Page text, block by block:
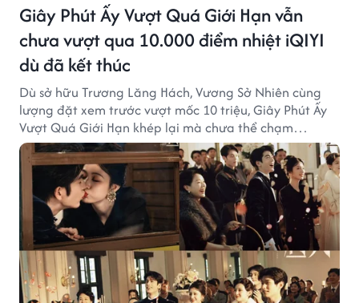
Giây Phút Ấy Vượt Quá Giới Hạn vẫn
chưa vượt qua 10.000 điểm nhiệt iQIYI
dù đã kết thúc
Dù sở hữu Trương Lăng Hách, Vương Sở Nhiên cùng
lượng đặt xem trước vượt mốc 10 triệu, Giây Phút Ấy
Vượt Quá Giới Hạn khép lại mà chưa thể chạm
ngưỡng "bạo khoản" trên cả hai nền tảng phát sóng.